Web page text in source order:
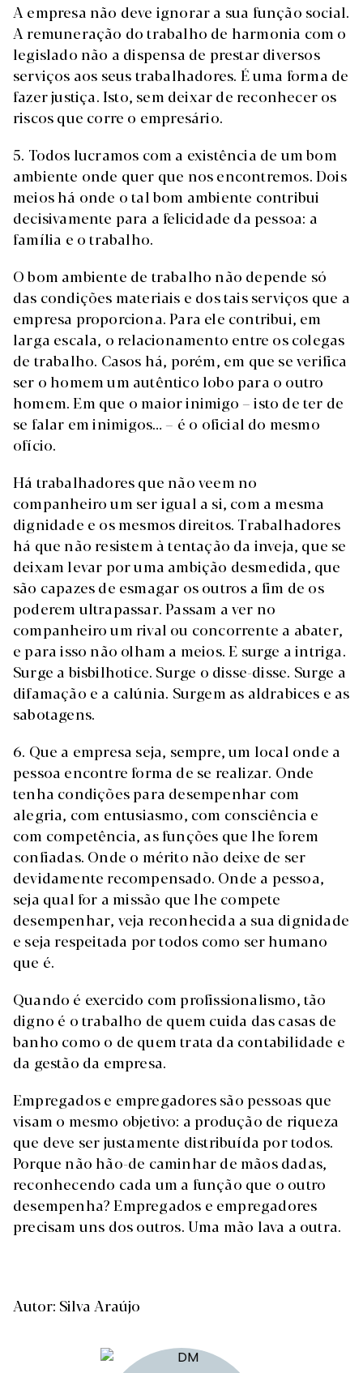
A empresa não deve ignorar a sua função social.
A remuneração do trabalho de harmonia com o
legislado não a dispensa de prestar diversos
serviços aos seus trabalhadores. É uma forma de
fazer justiça. Isto, sem deixar de reconhecer os
riscos que corre o empresário.
5. Todos lucramos com a existência de um bom
ambiente onde quer que nos encontremos. Dois
meios há onde o tal bom ambiente contribui
decisivamente para a felicidade da pessoa: a
família e o trabalho.
O bom ambiente de trabalho não depende só
das condições materiais e dos tais serviços que a
empresa proporciona. Para ele contribui, em
larga escala, o relacionamento entre os colegas
de trabalho. Casos há, porém, em que se verifica
ser o homem um autêntico lobo para o outro
homem. Em que o maior inimigo – isto de ter de
se falar em inimigos… – é o oficial do mesmo
ofício.
Há trabalhadores que não veem no
companheiro um ser igual a si, com a mesma
dignidade e os mesmos direitos. Trabalhadores
há que não resistem à tentação da inveja, que se
deixam levar por uma ambição desmedida, que
são capazes de esmagar os outros a fim de os
poderem ultrapassar. Passam a ver no
companheiro um rival ou concorrente a abater,
e para isso não olham a meios. E surge a intriga.
Surge a bisbilhotice. Surge o disse-disse. Surge a
difamação e a calúnia. Surgem as aldrabices e as
sabotagens.
6. Que a empresa seja, sempre, um local onde a
pessoa encontre forma de se realizar. Onde
tenha condições para desempenhar com
alegria, com entusiasmo, com consciência e
com competência, as funções que lhe forem
confiadas. Onde o mérito não deixe de ser
devidamente recompensado. Onde a pessoa,
seja qual for a missão que lhe compete
desempenhar, veja reconhecida a sua dignidade
e seja respeitada por todos como ser humano
que é.
Quando é exercido com profissionalismo, tão
digno é o trabalho de quem cuida das casas de
banho como o de quem trata da contabilidade e
da gestão da empresa.
Empregados e empregadores são pessoas que
visam o mesmo objetivo: a produção de riqueza
que deve ser justamente distribuída por todos.
Porque não hão-de caminhar de mãos dadas,
reconhecendo cada um a função que o outro
desempenha? Empregados e empregadores
precisam uns dos outros. Uma mão lava a outra.
Autor: Silva Araújo